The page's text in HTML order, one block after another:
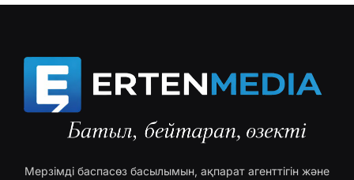
Мерзімді баспасөз басылымын, ақпарат агенттігін және